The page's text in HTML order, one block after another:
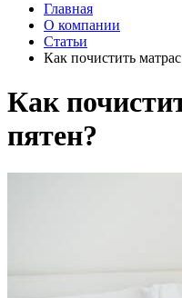
Главная
О компании
Статьи
Как почистить
Как
пятен?